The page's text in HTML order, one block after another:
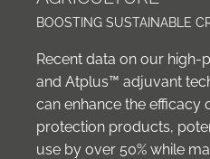
BOOSTING SUSTAINABLE
Recent data on our
and Atplus™ adjuvant
can enhance the efficacy
protection products,
use by over 50% while